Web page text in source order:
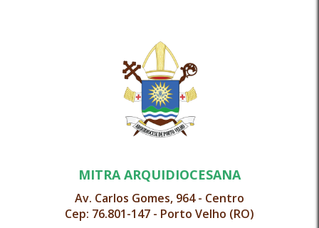
MITRA ARQUIDIOCESANA
Av. Carlos Gomes, 964 - Centro
Cep: 76.801-147 - Porto Velho (RO)